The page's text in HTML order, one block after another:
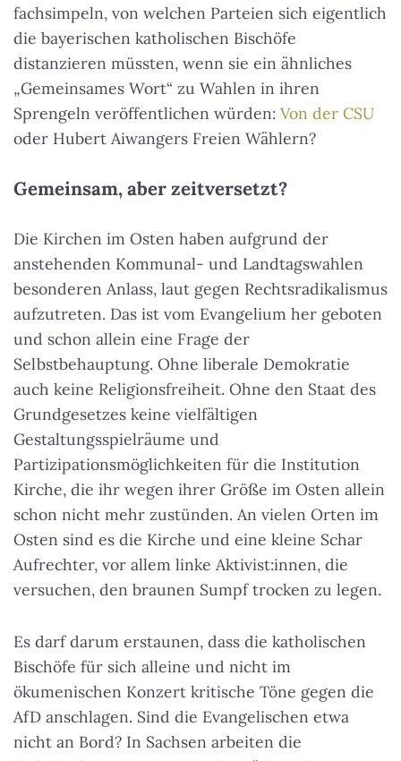
fachsimpeln, von welchen Parteien sich eigentlich
die bayerischen katholischen Bischöfe
distanzieren müssten, wenn sie ein ähnliches
„Gemeinsames Wort“ zu Wahlen in ihren
Sprengeln veröffentlichen würden: Von der CSU
oder Hubert Aiwangers Freien Wählern?
Gemeinsam, aber zeitversetzt?
Die Kirchen im Osten haben aufgrund der
anstehenden Kommunal- und Landtagswahlen
besonderen Anlass, laut gegen Rechtsradikalismus
aufzutreten. Das ist vom Evangelium her geboten
und schon allein eine Frage der
Selbstbehauptung. Ohne liberale Demokratie
auch keine Religionsfreiheit. Ohne den Staat des
Grundgesetzes keine vielfältigen
Gestaltungsspielräume und
Partizipationsmöglichkeiten für die Institution
Kirche, die ihr wegen ihrer Größe im Osten allein
schon nicht mehr zustünden. An vielen Orten im
Osten sind es die Kirche und eine kleine Schar
Aufrechter, vor allem linke Aktivist:innen, die
versuchen, den braunen Sumpf trocken zu legen.
Es darf darum erstaunen, dass die katholischen
Bischöfe für sich alleine und nicht im
ökumenischen Konzert kritische Töne gegen die
AfD anschlagen. Sind die Evangelischen etwa
nicht an Bord? In Sachsen arbeiten die